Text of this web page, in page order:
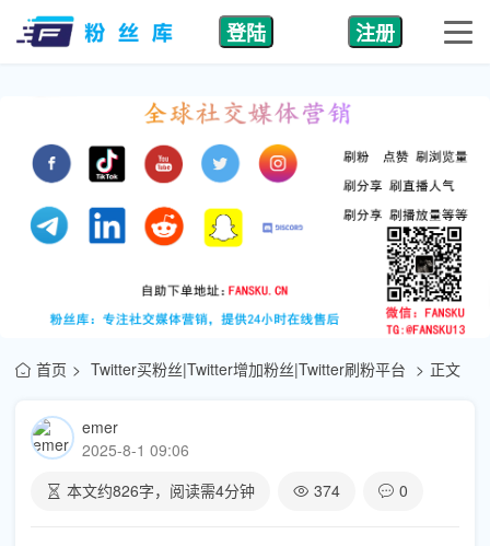
登陆 注册
首页 Twitter买粉丝|Twitter增加粉丝|Twitter刷粉平台 正文
emer
2025-8-1 09:06
本文约826字，阅读需4分钟 374 0